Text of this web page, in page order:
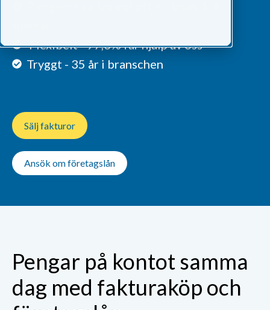
Flexibelt -97,3% får hjälp av oss
Tryggt - 35 år i branschen
Sälj fakturor
Ansök om företagslån
Pengar på kontot samma
dag med fakturaköp och